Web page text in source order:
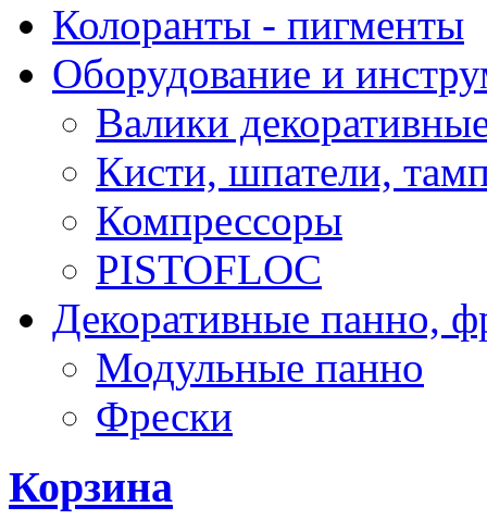
Колоранты - пигменты
Оборудование и
Валики
Кисти, шпатели,
Компрессоры
PISTOFLOC
Декоративные панно,
Модульные панно
Фрески
Корзина